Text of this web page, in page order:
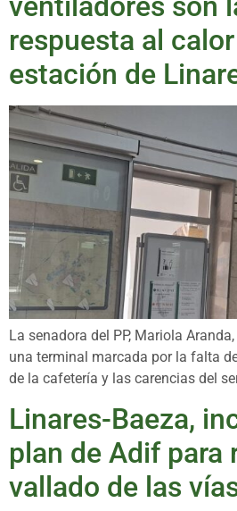
respuesta al
estación de
La senadora del PP, Mariola
una terminal marcada por la falta
de la cafetería y las carencias del
Linares-Baeza,
plan de Adif para
vallado de las